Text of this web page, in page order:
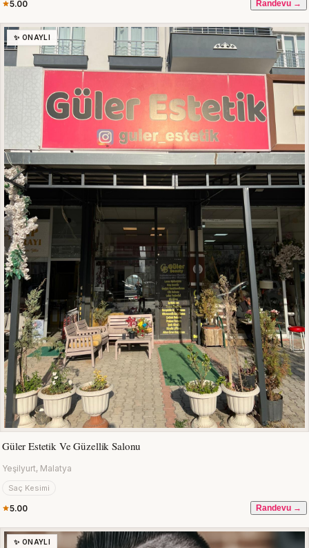
5.00 Randevu →
✨ ONAYLI
Güler Estetik Ve Güzellik Salonu
Yeşilyurt, Malatya
Saç Kesimi
5.00 Randevu →
✨ ONAYLI